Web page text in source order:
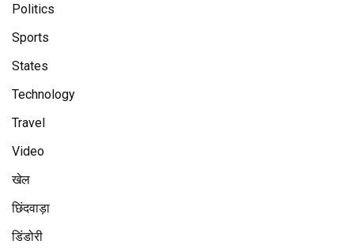
Politics
Sports
States
Technology
Travel
Video
खेल
छिंदवाड़ा
डिंडोरी